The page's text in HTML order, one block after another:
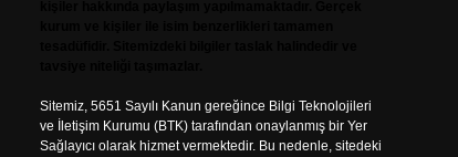
Sitemiz, 5651 Sayılı Kanun gereğince Bilgi Teknolojileri
ve İletişim Kurumu (BTK) tarafından onaylanmış bir Yer
Sağlayıcı olarak hizmet vermektedir. Bu nedenle, sitedeki